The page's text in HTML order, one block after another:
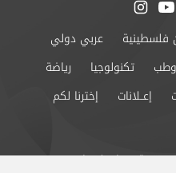
youtube
instagram
عربي دولي
تكنولوجيا
رياضة
إعــلانات
إخترنا لكم
اتصل بنا